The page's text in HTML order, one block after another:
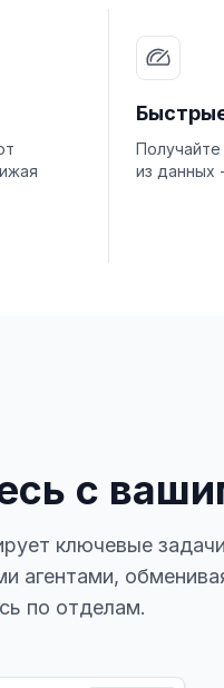
из данных
с
ключевые
агентами,
по отделам.